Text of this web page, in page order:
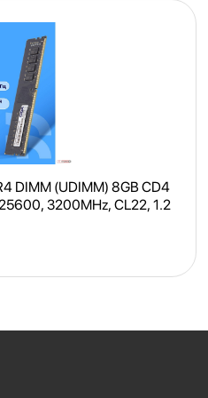
DIMM (UDIMM) 8GB CD4
3200MHz, CL22, 1.2